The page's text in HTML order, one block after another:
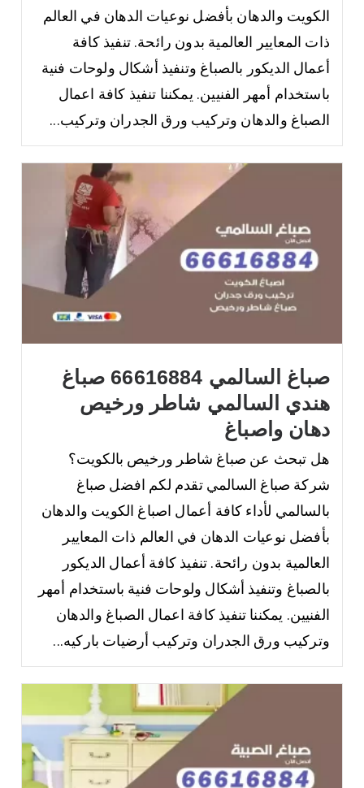
الكويت والدهان بأفضل نوعيات الدهان في العالم
ذات المعايير العالمية بدون رائحة. تنفيذ كافة
أعمال الديكور بالصباغ وتنفيذ أشكال ولوحات فنية
باستخدام أمهر الفنيين. يمكننا تنفيذ كافة اعمال
الصباغ والدهان وتركيب ورق الجدران وتركيب...
صباغ السالمي 66616884 صباغ
هندي السالمي شاطر ورخيص
دهان واصباغ
هل تبحث عن صباغ شاطر ورخيص بالكويت؟
شركة صباغ السالمي تقدم لكم افضل صباغ
بالسالمي لأداء كافة أعمال اصباغ الكويت والدهان
بأفضل نوعيات الدهان في العالم ذات المعايير
العالمية بدون رائحة. تنفيذ كافة أعمال الديكور
بالصباغ وتنفيذ أشكال ولوحات فنية باستخدام أمهر
الفنيين. يمكننا تنفيذ كافة اعمال الصباغ والدهان
وتركيب ورق الجدران وتركيب أرضيات باركيه...